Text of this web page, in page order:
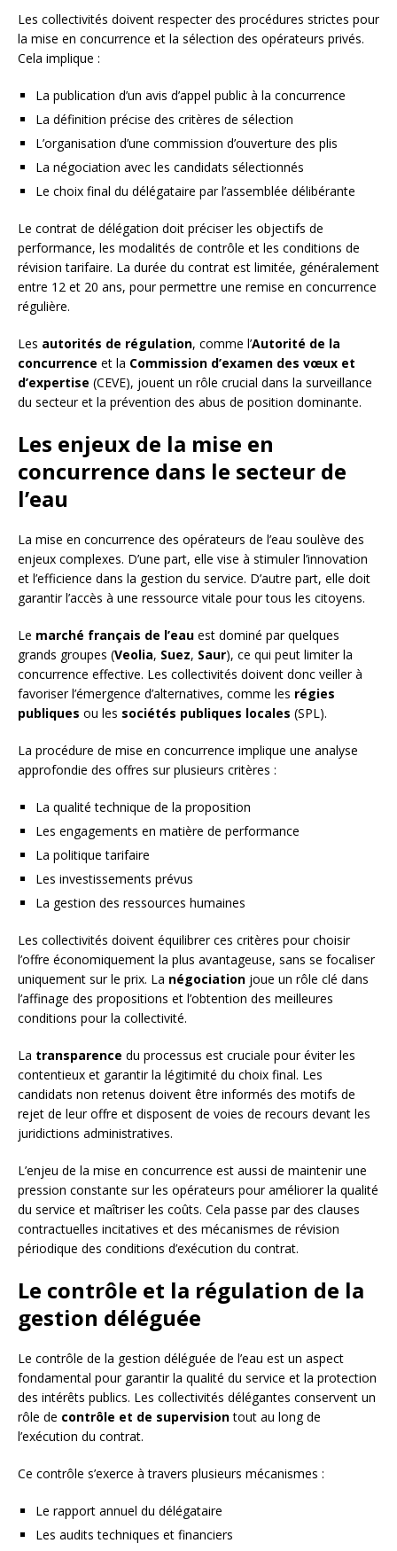
Les collectivités doivent respecter des procédures strictes pour
la mise en concurrence et la sélection des opérateurs privés.
Cela implique :
La publication d’un avis d’appel public à la concurrence
La définition précise des critères de sélection
L’organisation d’une commission d’ouverture des plis
La négociation avec les candidats sélectionnés
Le choix final du délégataire par l’assemblée délibérante
Le contrat de délégation doit préciser les objectifs de
performance, les modalités de contrôle et les conditions de
révision tarifaire. La durée du contrat est limitée, généralement
entre 12 et 20 ans, pour permettre une remise en concurrence
régulière.
Les autorités de régulation, comme l’Autorité de la
concurrence et la Commission d’examen des vœux et
d’expertise (CEVE), jouent un rôle crucial dans la surveillance
du secteur et la prévention des abus de position dominante.
Les enjeux de la mise en
concurrence dans le secteur de
l’eau
La mise en concurrence des opérateurs de l’eau soulève des
enjeux complexes. D’une part, elle vise à stimuler l’innovation
et l’efficience dans la gestion du service. D’autre part, elle doit
garantir l’accès à une ressource vitale pour tous les citoyens.
Le marché français de l’eau est dominé par quelques
grands groupes (Veolia, Suez, Saur), ce qui peut limiter la
concurrence effective. Les collectivités doivent donc veiller à
favoriser l’émergence d’alternatives, comme les régies
publiques ou les sociétés publiques locales (SPL).
La procédure de mise en concurrence implique une analyse
approfondie des offres sur plusieurs critères :
La qualité technique de la proposition
Les engagements en matière de performance
La politique tarifaire
Les investissements prévus
La gestion des ressources humaines
Les collectivités doivent équilibrer ces critères pour choisir
l’offre économiquement la plus avantageuse, sans se focaliser
uniquement sur le prix. La négociation joue un rôle clé dans
l’affinage des propositions et l’obtention des meilleures
conditions pour la collectivité.
La transparence du processus est cruciale pour éviter les
contentieux et garantir la légitimité du choix final. Les
candidats non retenus doivent être informés des motifs de
rejet de leur offre et disposent de voies de recours devant les
juridictions administratives.
L’enjeu de la mise en concurrence est aussi de maintenir une
pression constante sur les opérateurs pour améliorer la qualité
du service et maîtriser les coûts. Cela passe par des clauses
contractuelles incitatives et des mécanismes de révision
périodique des conditions d’exécution du contrat.
Le contrôle et la régulation de la
gestion déléguée
Le contrôle de la gestion déléguée de l’eau est un aspect
fondamental pour garantir la qualité du service et la protection
des intérêts publics. Les collectivités délégantes conservent un
rôle de contrôle et de supervisiontout au long de
l’exécution du contrat.
Ce contrôle s’exerce à travers plusieurs mécanismes :
Le rapport annuel du délégataire
Les audits techniques et financiers